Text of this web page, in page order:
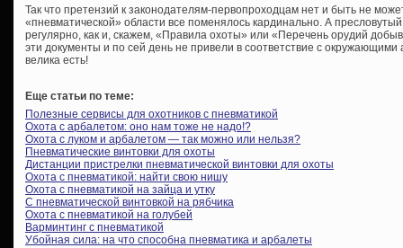
Так что претензий к законодателям-первопроходцам нет и быть не
«пневматической» области все поменялось кардинально. А
регулярно, как и, скажем, «Правила охоты» или «Перечень орудий
эти документы и по сей день не привели в соответствие с
велика есть!
Еще статьи по теме:
Полезные сервисы для охотников с пневматикой
Охота с арбалетом: оно нам тоже не надо!?
Охота с луком и арбалетом — так можно или нельзя?
Пневматические винтовки для охоты
Дистанции пристрелки пневматической винтовки для охоты
Охота с пневматикой: найти свою нишу
Охота с пневматикой на зайца и утку
С пневматической винтовкой на рябчика
Охота с пневматикой на голубей
Варминтинг с пневматикой
Убойная сила: на что способна пневматика и арбалеты